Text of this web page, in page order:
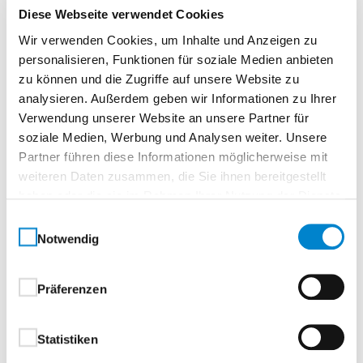
Diese Webseite verwendet Cookies
Wir verwenden Cookies, um Inhalte und Anzeigen zu
personalisieren, Funktionen für soziale Medien anbieten
zu können und die Zugriffe auf unsere Website zu
analysieren. Außerdem geben wir Informationen zu Ihrer
Verwendung unserer Website an unsere Partner für
soziale Medien, Werbung und Analysen weiter. Unsere
Partner führen diese Informationen möglicherweise mit
weiteren Daten zusammen, die Sie ihnen bereitgestellt
Notwendig
Präferenzen
Statistiken
Durchblickfenster
steinau liefert Durchblickfenster, die für eine
Vielzahl an Anforderungen geeignet sind. Sie
bieten ausgezeichnete Wärmedämmung,
Schallschutz, Strahlenschutz sowie
feuerbeständige Verglasungen (F90). Diese
Fenster sind in Einfach- oder Mehrfachelementen
Sichtkontakt, zum Beispiel zwischen
und Versand sowie Verwaltungstrakten und